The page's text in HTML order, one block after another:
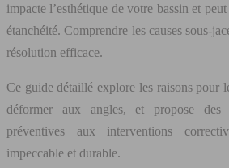
impacte l’esthétique de votre bassin et
étanchéité. Comprendre les causes sous-
résolution efficace.
Ce guide détaillé explore les raisons pour
déformer aux angles, et propose des
préventives aux interventions
impeccable et durable.